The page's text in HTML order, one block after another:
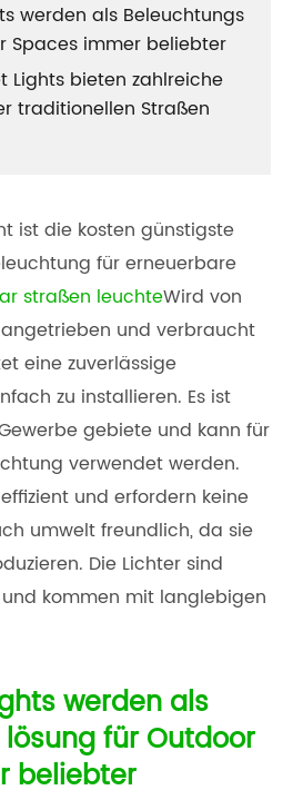
werden als Beleuchtungs
Spaces immer beliebter
Lights bieten zahlreiche
traditionellen Straßen
ist die kosten günstigste
für erneuerbare
straßen leuchteWird von
und verbraucht
eine zuverlässige
zu installieren. Es ist
gebiete und kann für
verwendet werden.
und erfordern keine
umwelt freundlich, da sie
Die Lichter sind
kommen mit langlebigen
werden als
für Outdoor
beliebter